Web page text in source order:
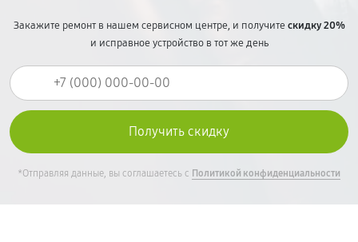
Закажите ремонт в нашем сервисном центре, и получитескидку 20%
и исправное устройство в тот же день
*Отправляя данные, вы соглашаетесь с Политикой конфиденциальности